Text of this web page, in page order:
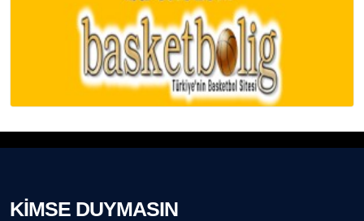
KİMSE DUYMASIN